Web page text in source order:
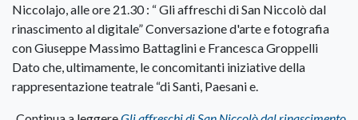
Niccolajo, alle ore 21.30 : “ Gli affreschi di San Niccolò dal
rinascimento al digitale” Conversazione d'arte e fotografia
con Giuseppe Massimo Battaglini e Francesca Groppelli
Dato che, ultimamente, le concomitanti iniziative della
rappresentazione teatrale “di Santi, Paesani e.